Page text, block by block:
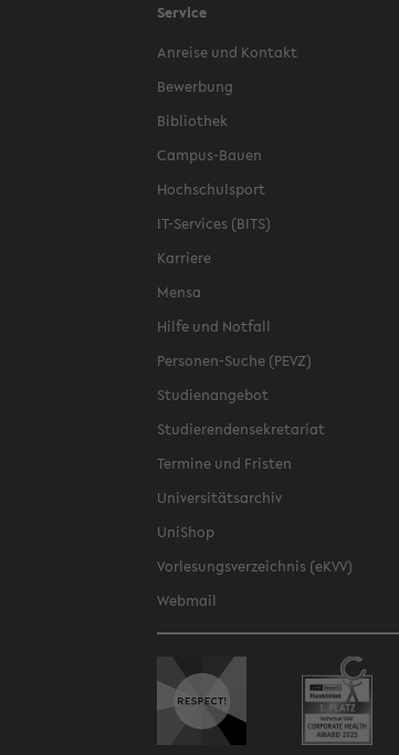
Service
An­rei­se und Kon­takt
Be­wer­bung
Bi­blio­thek
Campus-​Bauen
Hoch­schul­sport
IT-​Services (BITS)
Kar­rie­re
Mensa
Hilfe und Not­fall
Personen-​Suche (PEVZ)
Stu­di­en­an­ge­bot
Stu­die­ren­den­se­kre­ta­ri­at
Ter­mi­ne und Fris­ten
Uni­ver­si­täts­ar­chiv
Uni­Shop
Vor­le­sungs­ver­zeich­nis (eKVV)
Web­mail